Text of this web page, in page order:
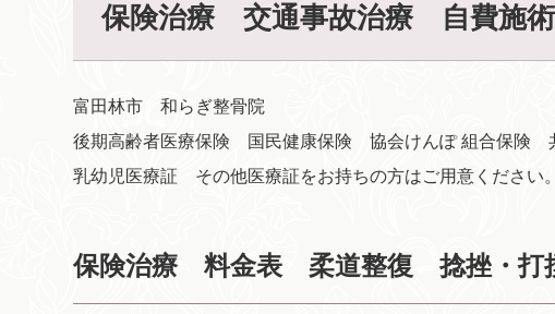
保険治療 交通事故治療 自費施
富田林市 和らぎ整骨院
後期高齢者医療保険 国民健康保険 協会けんぽ 組合保険
乳幼児医療証 その他医療証をお持ちの方はご用意ください。
保険治療 料金表 柔道整復 捻挫・打